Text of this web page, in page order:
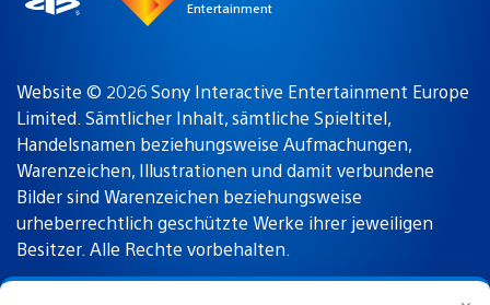
Entertainment
Website © 2026 Sony Interactive Entertainment Europe
Limited. Sämtlicher Inhalt, sämtliche Spieltitel,
Handelsnamen beziehungsweise Aufmachungen,
Warenzeichen, Illustrationen und damit verbundene
Bilder sind Warenzeichen beziehungsweise
urheberrechtlich geschützte Werke ihrer jeweiligen
Besitzer. Alle Rechte vorbehalten.